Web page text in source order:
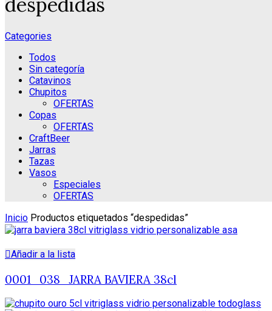
Categories
Todos
Sin categoría
Catavinos
Chupitos
OFERTAS
Copas
OFERTAS
CraftBeer
Jarras
Tazas
Vasos
Especiales
OFERTAS
Inicio Productos etiquetados “despedidas”
Añadir a la lista
0001_038_JARRA BAVIERA 38cl